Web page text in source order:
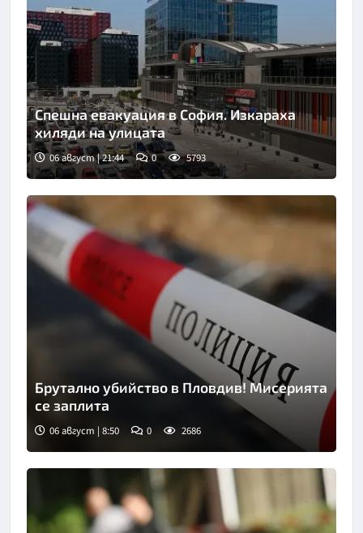
Спешна евакуация в София. Изкараха
хиляди на улицата
06 август | 21:44 0 5793
Снимка: goggle
Брутално убийство в Пловдив! Мисерията
се заплита
06 август | 8:50 0 2686